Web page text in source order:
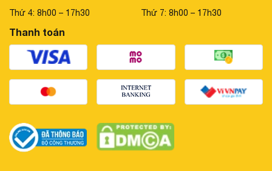
Thứ 4: 8h00 – 17h30
Thứ 7: 8h00 – 17h30
Thanh toán